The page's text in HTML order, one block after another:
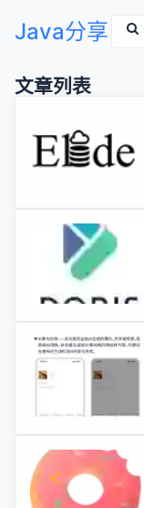
Java分享
文章列表